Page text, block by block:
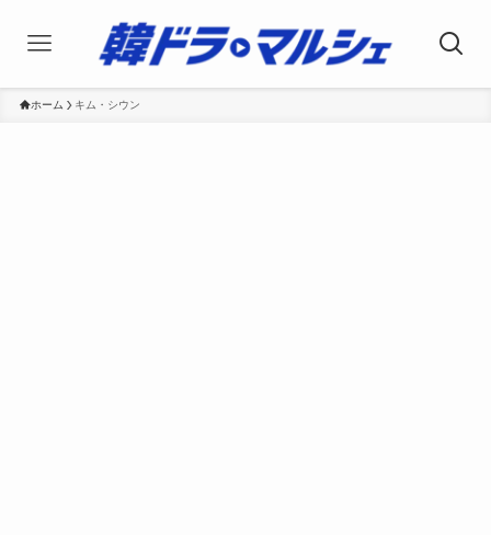
ホーム キム・シウン